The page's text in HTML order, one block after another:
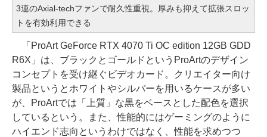
3連のAxial-techファンで耐久性重視。厚みも抑えて拡張スロッ
トを有効利用できる
「ProArt GeForce RTX 4070 Ti OC edition 12GB GDD
R6X」は、ブラックとゴールドというProArtのデザイン
コンセプトを受け継ぐビデオカード。クリエイター向け
製品というとホワイトやシルバーを用いるケースが多い
が、ProArtでは「上質」な黒をベースとした配色を選択
しているという。また、性能的にはゲーミングのように
ハイエンド志向というわけではなく、性能を求めつつ